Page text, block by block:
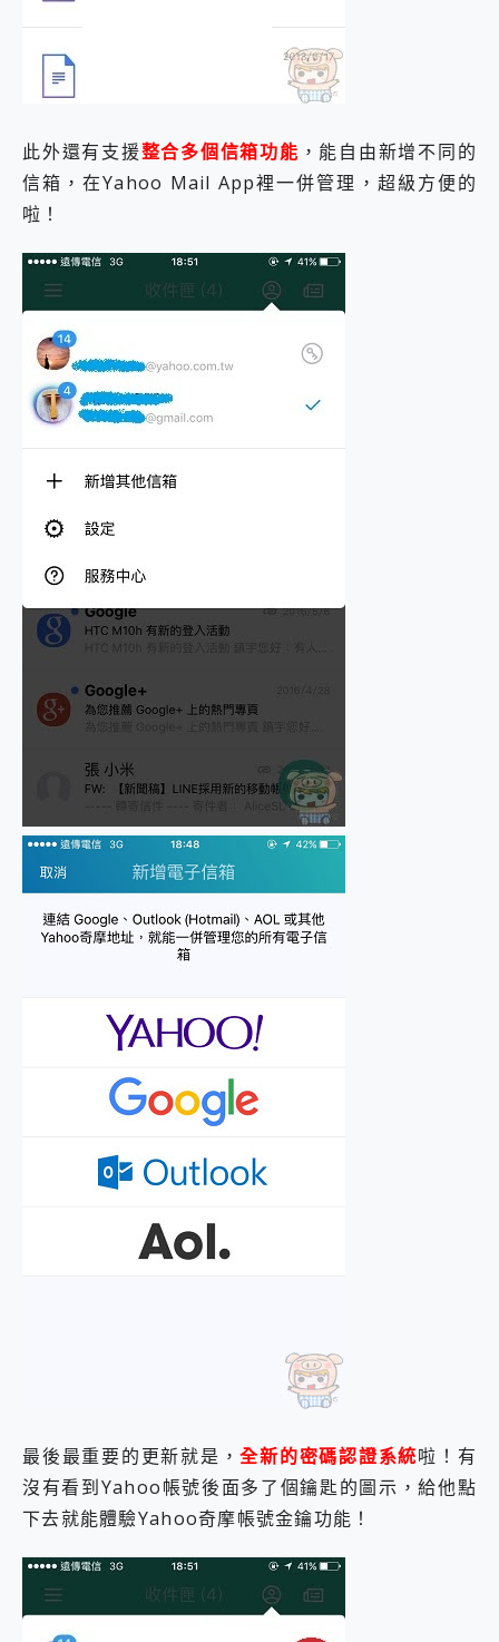
此外還有支援整合多個信箱功能 ，能自由新增不同的
信箱，在Yahoo Mail App裡一併管理，超級方便的
啦！
最後最重要的更新就是，全新的密碼認證系統啦！有
沒有看到Yahoo帳號後面多了個鑰匙的圖示，給他點
下去就能體驗Yahoo奇摩帳號金鑰功能！